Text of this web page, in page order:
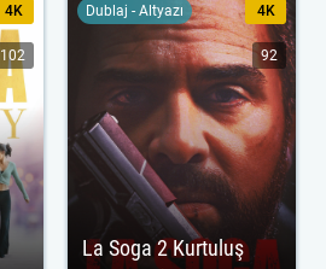
4K
102
La Soga 2 Kurtuluş
Dublaj - Altyazı 4K
92